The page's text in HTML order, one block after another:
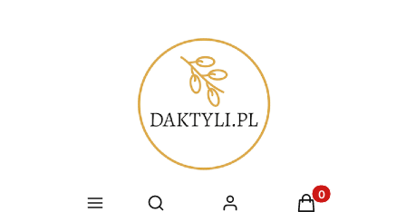
Otwórz wyszukiwarkę Produkty w